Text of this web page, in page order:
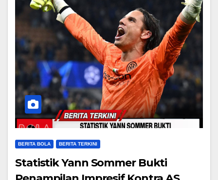
BERITA BOLA BERITA TERKINI
Statistik Yann Sommer Bukti